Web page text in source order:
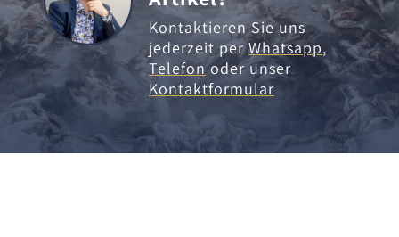
Kontaktieren Sie uns
jederzeit perWhatsapp,
Telefonoder unser
Kontaktformular